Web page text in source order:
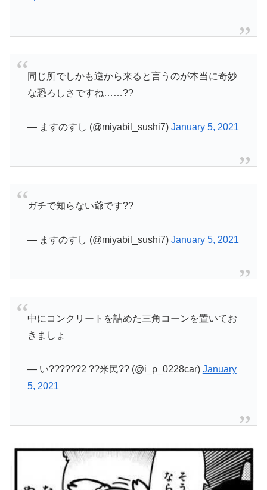
同じ所でしかも逆から来ると言うのが本当に奇妙
な恐ろしさですね……??
— ますのすし (@miyabil_sushi7) January 5, 2021
ガチで知らない爺です??
— ますのすし (@miyabil_sushi7) January 5, 2021
中にコンクリートを詰めた三角コーンを置いてお
きましょ
— い??????2 ??米民?? (@i_p_0228car) January
5, 2021